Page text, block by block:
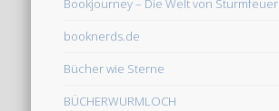
Bookjourney – Die Welt von Sturmfeuer
booknerds.de
Bücher wie Sterne
BÜCHERWURMLOCH